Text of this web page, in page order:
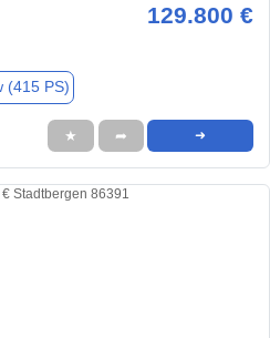
129.800 €
(415 PS)
★ ➦ ➜